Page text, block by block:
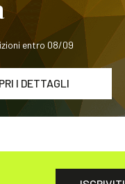
entro 08/09
I DETTAGLI